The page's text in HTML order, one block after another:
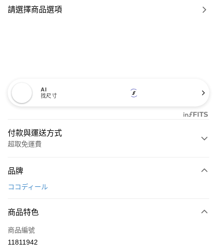
請選擇商品選項
AI
找尺寸
付款與運送方式
超取免運費
信用卡一次付款
LINE Pay
Apple Pay
品牌
ココディール
商品特色
商品編號
11811942